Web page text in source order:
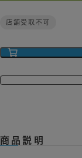
店舗受取不可
商品説明